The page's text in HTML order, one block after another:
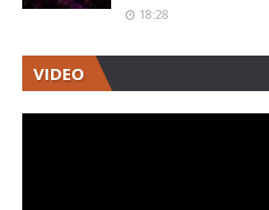
18:28
VIDEO